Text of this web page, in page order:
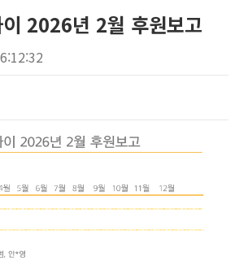
2026년 2월 후원보고